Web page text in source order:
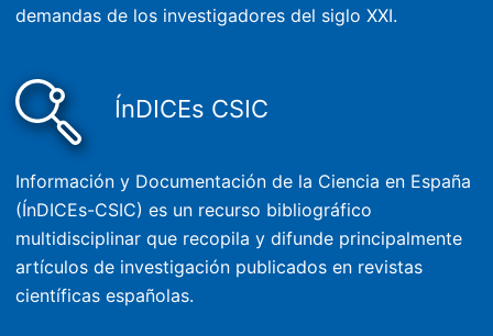
demandas de los investigadores del siglo XXI.
ÍnDICEs CSIC
Información y Documentación de la Ciencia en España
(ÍnDICEs-CSIC) es un recurso bibliográfico
multidisciplinar que recopila y difunde principalmente
artículos de investigación publicados en revistas
científicas españolas.